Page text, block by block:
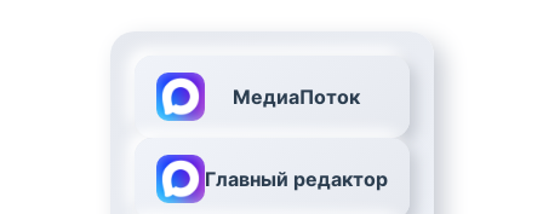
МедиаПоток
Главный редактор